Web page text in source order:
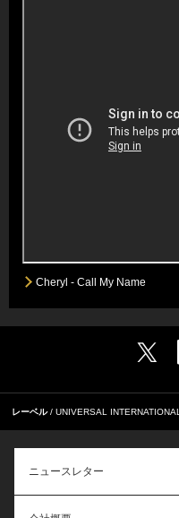
Cheryl - Call My Name
レーベル UNIVERSAL INTERNATIONAL
ニュースレター